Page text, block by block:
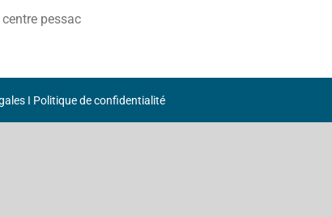
pessac
I Politique de confidentialité